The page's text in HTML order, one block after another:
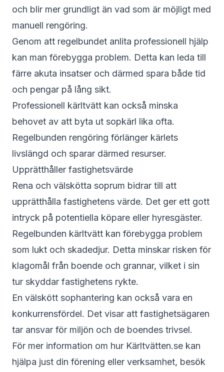
och blir mer grundligt än vad som är möjligt med
manuell rengöring.
Genom att regelbundet anlita professionell hjälp
kan man förebygga problem. Detta kan leda till
färre akuta insatser och därmed spara både tid
och pengar på lång sikt.
Professionell kärltvätt kan också minska
behovet av att byta ut sopkärl lika ofta.
Regelbunden rengöring förlänger kärlets
livslängd och sparar därmed resurser.
Upprätthåller fastighetsvärde
Rena och välskötta soprum bidrar till att
upprätthålla fastighetens värde. Det ger ett gott
intryck på potentiella köpare eller hyresgäster.
Regelbunden kärltvätt kan förebygga problem
som lukt och skadedjur. Detta minskar risken för
klagomål från boende och grannar, vilket i sin
tur skyddar fastighetens rykte.
En välskött sophantering kan också vara en
konkurrensfördel. Det visar att fastighetsägaren
tar ansvar för miljön och de boendes trivsel.
För mer information om hur Kärltvätten.se kan
hjälpa just din förening eller verksamhet, besök